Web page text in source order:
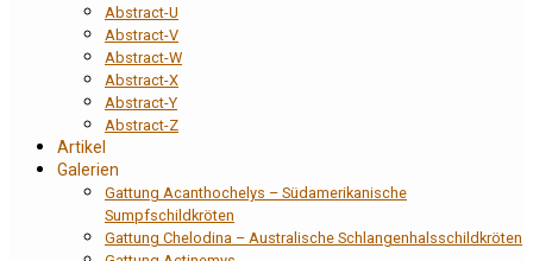
Abstract-U
Abstract-V
Abstract-W
Abstract-X
Abstract-Y
Abstract-Z
Artikel
Galerien
Gattung Acanthochelys – Südamerikanische
Sumpfschildkröten
Gattung Chelodina – Australische Schlangenhalsschildkröten